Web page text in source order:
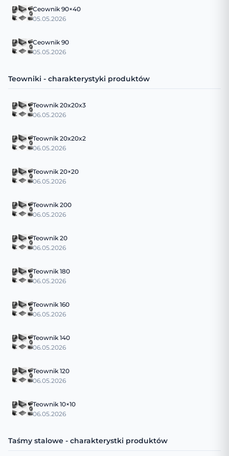
Ceownik 90×40
05.05.2026
Ceownik 90
05.05.2026
Teowniki - charakterystyki produktów
Teownik 20x20x3
06.05.2026
Teownik 20x20x2
06.05.2026
Teownik 20×20
06.05.2026
Teownik 200
06.05.2026
Teownik 20
06.05.2026
Teownik 180
06.05.2026
Teownik 160
06.05.2026
Teownik 140
06.05.2026
Teownik 120
06.05.2026
Teownik 10×10
06.05.2026
Taśmy stalowe - charakterystki produktów